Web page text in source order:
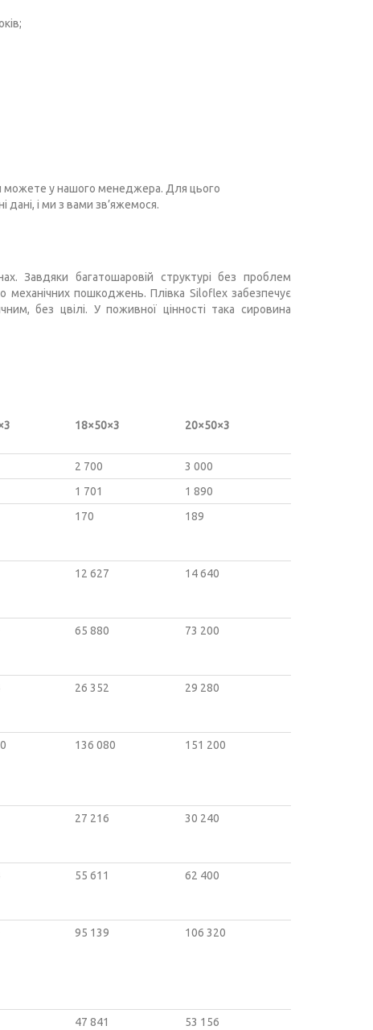
можете у нашого менеджера. Для цього
і ми з вами зв’яжемося.
Завдяки багатошаровій структурі без проблем
механічних пошкоджень. Плівка Siloflex забезпечує
без цвілі. У поживної цінності така сировина
18×50×3 20×50×3
2 700
3 000
1 701
1 890
170 189
12 627 14 640
65 880 73 200
26 352 29 280
136 080 151 200
27 216 30 240
55 611 62 400
95 139 106 320
47 841 53 156